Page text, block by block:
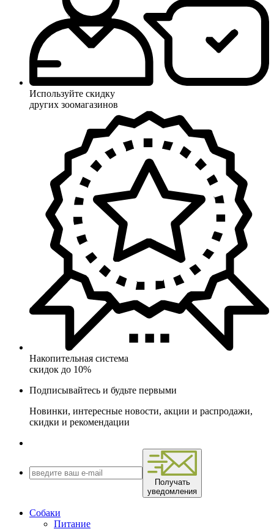
Используйте скидку
других зоомагазинов
Накопительная система
скидок до 10%
Подписывайтесь и будьте первыми
Новинки, интересные новости, акции и распродажи,
скидки и рекомендации
Получать
уведомления
Собаки
Питание